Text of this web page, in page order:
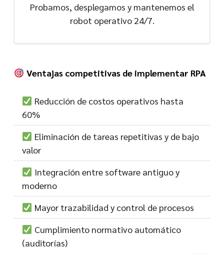
Probamos, desplegamos y mantenemos el
robot operativo 24/7.
Ventajas competitivas de implementar RPA
Reducción de costos operativos hasta
60%
Eliminación de tareas repetitivas y de bajo
valor
Integración entre software antiguo y
moderno
Mayor trazabilidad y control de procesos
Cumplimiento normativo automático
(auditorías)